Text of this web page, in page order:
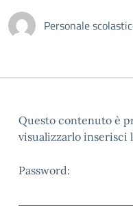
Personale
Questo contenuto è
visualizzarlo inserisci
Password: